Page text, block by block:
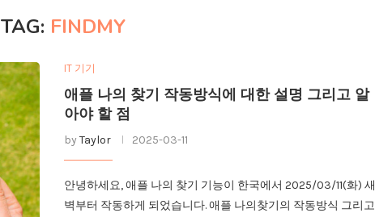
TAG: FINDMY
IT 기기
애플 나의 찾기 작동방식에 대한 설명 그리고 알
아야 할 점
by Taylor 2025-03-11
안녕하세요, 애플 나의 찾기 기능이 한국에서 2025/03/11(화) 새
벽부터 작동하게 되었습니다. 애플 나의찾기의 작동방식 그리고